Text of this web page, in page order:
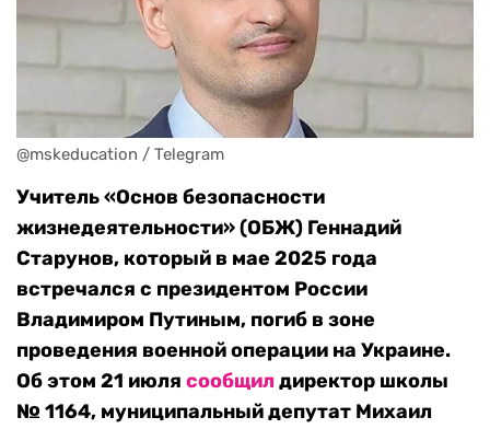
@mskeducation / Telegram
Учитель «Основ безопасности
жизнедеятельности» (ОБЖ) Геннадий
Старунов, который в мае 2025 года
встречался с президентом России
Владимиром Путиным, погиб в зоне
проведения военной операции на Украине.
Об этом 21 июля сообщилдиректор школы
№ 1164, муниципальный депутат Михаил